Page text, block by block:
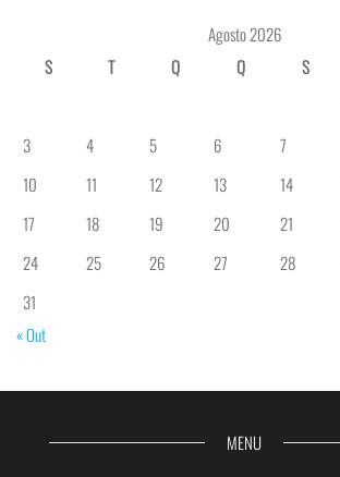
Agosto 2026
S
T Q Q S
3
4 5 6 7
10
11 12 13 14
17
18 19 20 21
24
25 26 27 28
31
« Out
MENU